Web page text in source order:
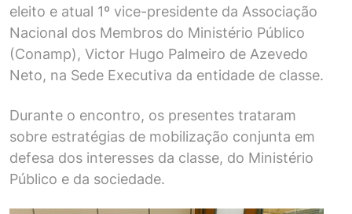
eleito e atual 1º vice-presidente da Associação
Nacional dos Membros do Ministério Público
(Conamp), Victor Hugo Palmeiro de Azevedo
Neto, na Sede Executiva da entidade de classe.
Durante o encontro, os presentes trataram
sobre estratégias de mobilização conjunta em
defesa dos interesses da classe, do Ministério
Público e da sociedade.